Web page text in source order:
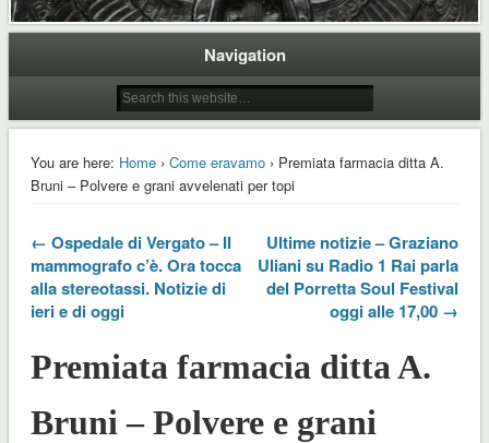
Navigation
You are here: Home› Come eravamo› Premiata farmacia ditta A.
Bruni – Polvere e grani avvelenati per topi
← Ospedale di Vergato – Il
mammografo c’è. Ora tocca
alla stereotassi. Notizie di
ieri e di oggi
Ultime notizie – Graziano
Uliani su Radio 1 Rai parla
del Porretta Soul Festival
oggi alle 17,00 →
Premiata farmacia ditta A.
Bruni – Polvere e grani